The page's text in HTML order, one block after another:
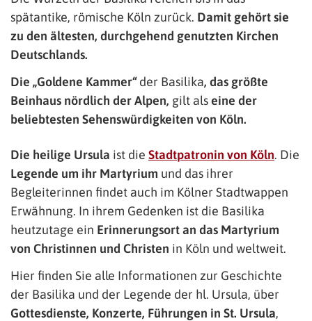
spätantike, römische Köln zurück. Damit gehört sie
zu den ältesten, durchgehend genutzten Kirchen
Deutschlands.
Die „Goldene Kammer“der Basilika, das größte
Beinhaus nördlich der Alpen, gilt alseine der
beliebtesten Sehenswürdigkeiten von Köln.
Die heilige Ursula ist die Stadtpatronin von Köln. Die
Legende um ihr Martyrium und das ihrer
Begleiterinnen findet auch im Kölner Stadtwappen
Erwähnung. In ihrem Gedenken ist die Basilika
heutzutage ein Erinnerungsort an das Martyrium
von Christinnen und Christen in Köln und weltweit.
Hier finden Sie alle Informationen zur Geschichte
der Basilika und der Legende der hl. Ursula, über
Gottesdienste, Konzerte, Führungen in St. Ursula,